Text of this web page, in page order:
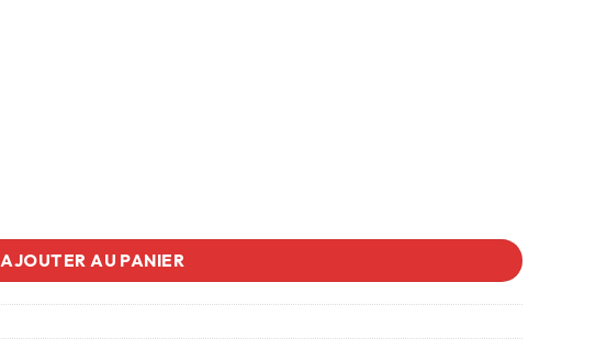
AJOUTER AU PANIER